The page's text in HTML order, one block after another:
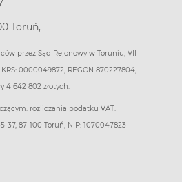
Toruń,
przez Sąd Rejonowy w Toruniu, VII
0000049872, REGON 870227804,
4 642 802 złotych.
rozliczania podatku VAT:
37, 87-100 Toruń, NIP: 1070047823